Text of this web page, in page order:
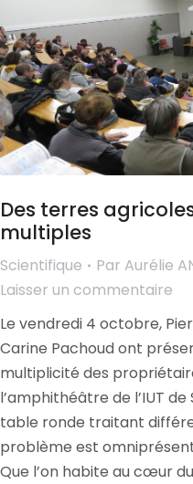
Des terres
multiples
Scientifique Par Aurélie
Laisser un commentaire
Le vendredi 4 octobre,
Carine Pachoud ont
multiplicité des
l’amphithéâtre de l’IUT
table ronde traitant
problème est
Que l’on habite au cœur